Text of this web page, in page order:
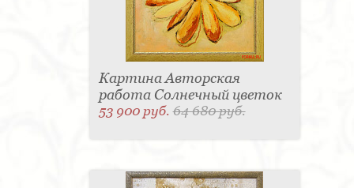
Картина Авторская
работа Солнечный цветок
53 900 руб.64 680 руб.